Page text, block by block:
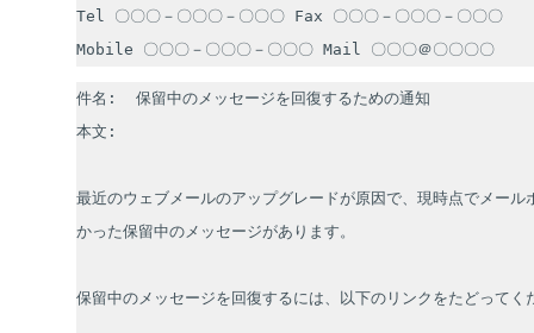
Tel 〇〇〇－〇〇〇－〇〇〇 Fax 〇〇〇－〇〇〇－〇〇〇
Mobile 〇〇〇－〇〇〇－〇〇〇 Mail 〇〇〇＠〇〇〇〇
件名:  保留中のメッセージを回復するための通知
本文:
最近のウェブメールのアップグレードが原因で、現時点でメール
かった保留中のメッセージがあります。
保留中のメッセージを回復するには、以下のリンクをたどってく